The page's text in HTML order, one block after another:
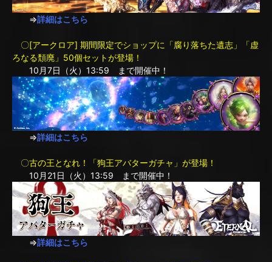
⇒詳細はこちら
〇[アークロア] 期間限定でショップに「腐り落ちた遺志」「虚
ろなる頽廃」50個セットが登場！
10月7日（火）13:59 まで開催中！
⇒詳細はこちら
〇古の王となれ！「狗王アバターガチャ」が登場！
10月21日（火）13:59 まで開催中！
⇒詳細はこちら